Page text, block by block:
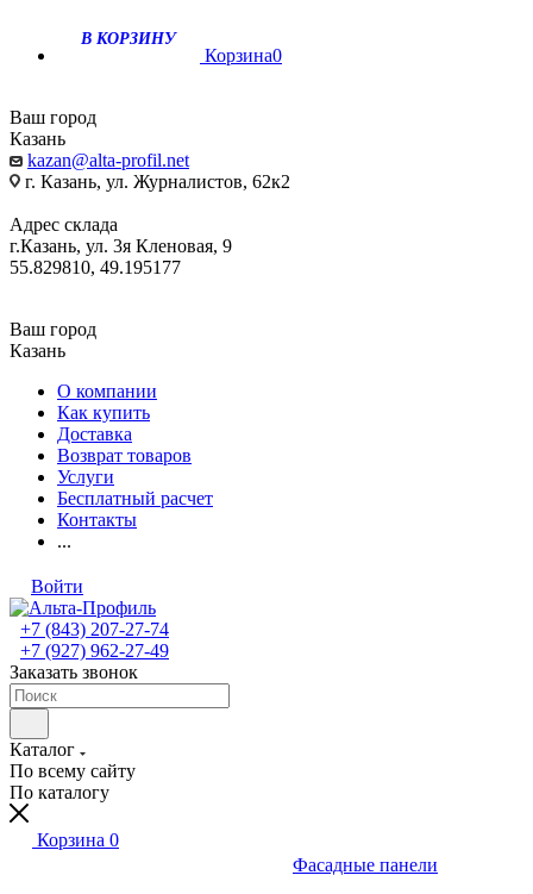
В КОРЗИНУ
Корзина0
Ваш город
Казань
kazan@alta-profil.net
г. Казань, ул. Журналистов, 62к2
Адрес склада
г.Казань, ул. 3я Кленовая, 9
55.829810, 49.195177
Ваш город
Казань
О компании
Как купить
Доставка
Возврат товаров
Услуги
Бесплатный расчет
Контакты
...
Войти
+7 (843) 207-27-74
+7 (927) 962-27-49
Заказать звонок
Каталог
По всему сайту
По каталогу
Корзина 0
Фасадные панели